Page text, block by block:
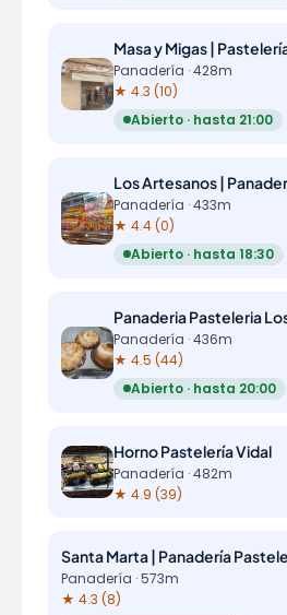
Masa y Migas |
Panadería · 428m
★ 4.3 (10)
Abierto · hasta 21:00
Los Artesanos |
Panadería · 433m
★ 4.4 (0)
Abierto · hasta 18:30
Panaderia Pasteleria
Panadería · 436m
★ 4.5 (44)
Abierto · hasta 20:00
Horno Pastelería Vidal
Panadería · 482m
★ 4.9 (39)
Santa Marta | Panadería
Panadería · 573m
★ 4.3 (8)